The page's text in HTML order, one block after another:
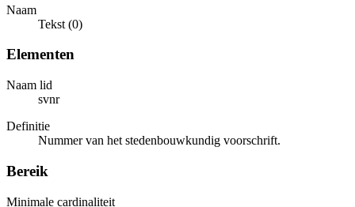
Naam
Tekst (0)
Elementen
Naam lid
svnr
Definitie
Nummer van het stedenbouwkundig voorschrift.
Bereik
Minimale cardinaliteit